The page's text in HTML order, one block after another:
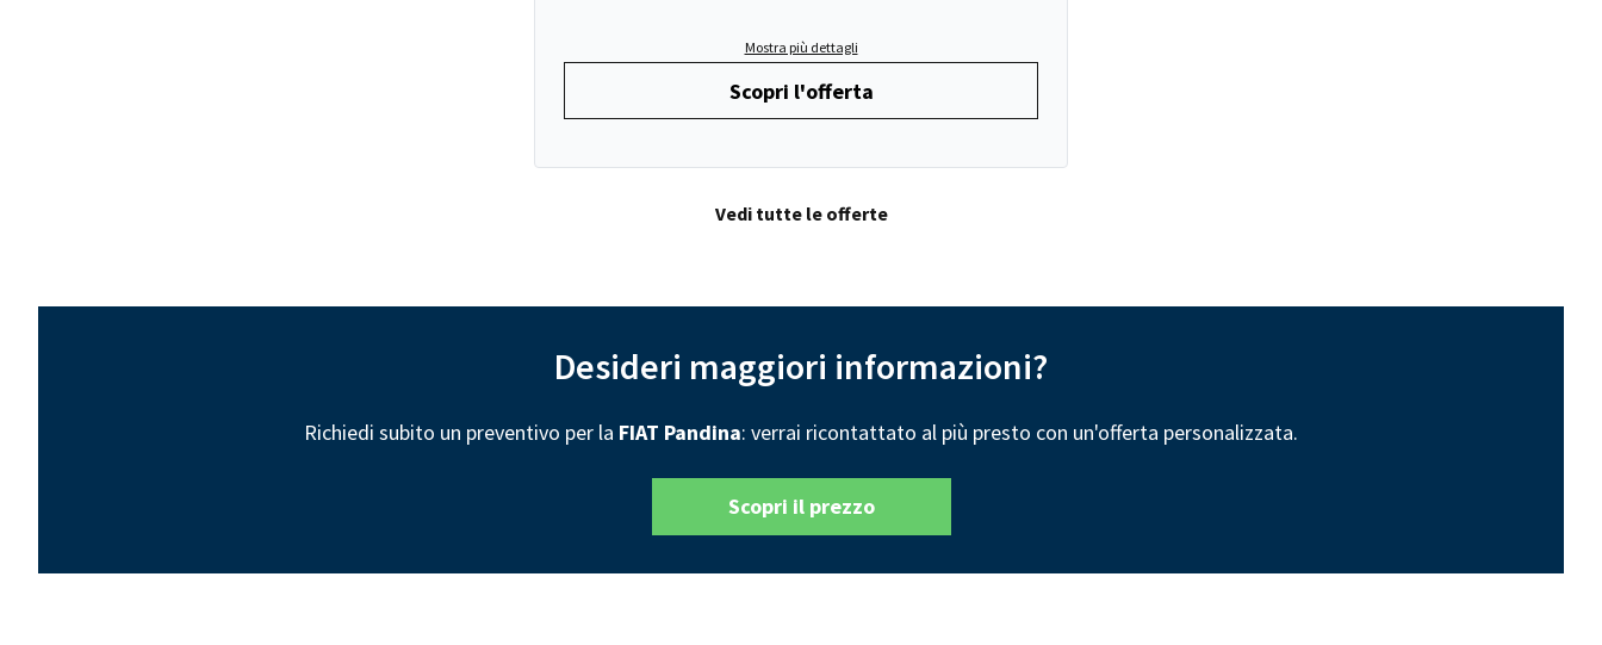
Mostra più dettagli
Scopri l'offerta
Vedi tutte le offerte
Desideri maggiori informazioni?
Richiedi subito un preventivo per la FIAT Pandina: verrai ricontattato al più presto con un'offerta personalizzata.
Scopri il prezzo